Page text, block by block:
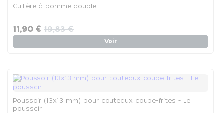
Cuillère à pomme double
11,90 € 19,83 €
Voir
Poussoir (13x13 mm) pour couteaux coupe-frites - Le
poussoir